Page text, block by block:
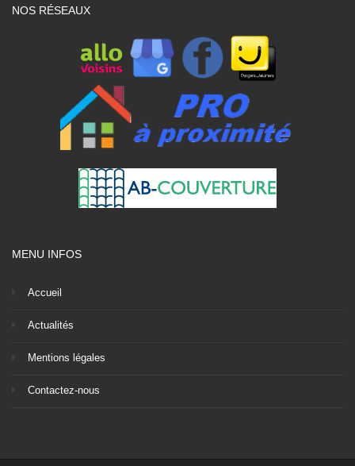
NOS RÉSEAUX
MENU INFOS
Accueil
Actualités
Mentions légales
Contactez-nous